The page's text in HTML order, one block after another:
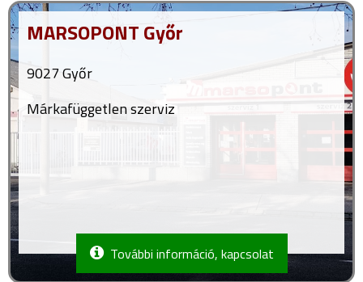
MARSOPONT Győr
9027 Győr
Márkafüggetlen szerviz
További információ, kapcsolat